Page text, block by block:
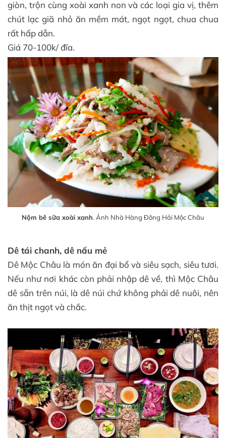
giòn, trộn cùng xoài xanh non và các loại gia vị, thêm
chút lạc giã nhỏ ăn mềm mát, ngọt ngọt, chua chua
rất hấp dẫn.
Giá 70-100k/ đĩa.
Nộm bê sữa xoài xanh. Ảnh Nhà Hàng Đông Hải Mộc Châu
Dê tái chanh, dê nấu mẻ
Dê Mộc Châu là món ăn đại bổ và siêu sạch, siêu tươi.
Nếu như nơi khác còn phải nhập dê về, thì Mộc Châu
dê sẵn trên núi, là dê núi chứ không phải dê nuôi, nên
ăn thịt ngọt và chắc.